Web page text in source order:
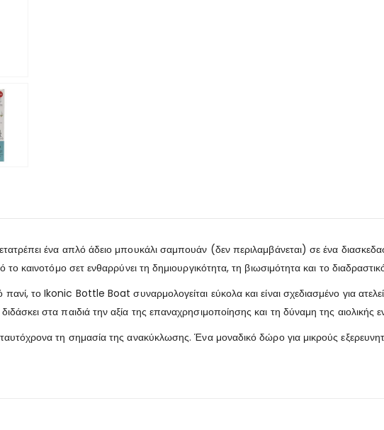
ένα απλό άδειο μπουκάλι σαμπουάν (δεν περιλαμβάνεται) σε ένα
καινοτόμο σετ ενθαρρύνει τη δημιουργικότητα, τη βιωσιμότητα και το
το Ikonic Bottle Boat συναρμολογείται εύκολα και είναι σχεδιασμένο για
στα παιδιά την αξία της επαναχρησιμοποίησης και τη δύναμη της αιολικής
τη σημασία της ανακύκλωσης. Ένα μοναδικό δώρο για μικρούς